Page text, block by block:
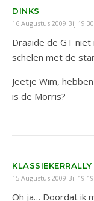
DINKS
16 Augustus 2009 Bij 19:30
Draaide de GT
schelen met de
Jeetje Wim,
is de Morris?
KLASSIEKERRALLY
15 Augustus 2009 Bij 19:19
Oh ja… Doordat ik